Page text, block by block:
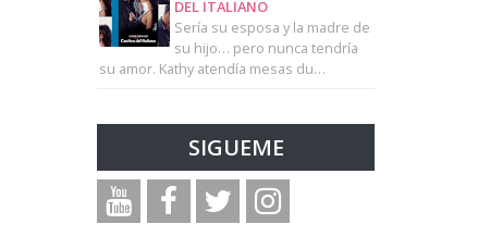
DEL ITALIANO
Sería su esposa y la madre de
su hijo… pero nunca tendría
su amor. Kathy atendía mesas du…
SIGUEME